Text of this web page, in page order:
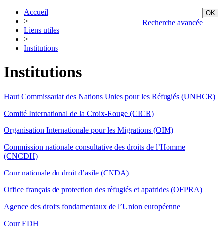
Recherche avancée
Accueil
>
Liens utiles
>
Institutions
Institutions
Haut Commissariat des Nations Unies pour les Réfugiés (UNHCR)
Comité International de la Croix-Rouge (CICR)
Organisation Internationale pour les Migrations (OIM)
Commission nationale consultative des droits de l’Homme
(CNCDH)
Cour nationale du droit d’asile (CNDA)
Office français de protection des réfugiés et apatrides (OFPRA)
Agence des droits fondamentaux de l’Union européenne
Cour EDH